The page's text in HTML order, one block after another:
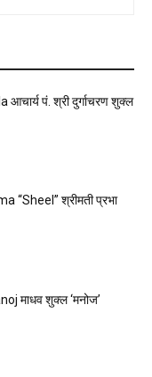
पं. श्री दुर्गाचरण शुक्ल
“Sheel” श्रीमती प्रभा
माधव शुक्ल ‘मनोज’